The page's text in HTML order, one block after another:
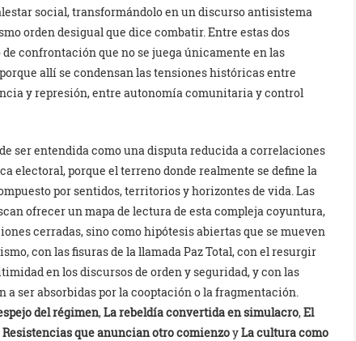
social, transformándolo en un discurso antisistema
orden desigual que dice combatir. Entre estas dos
confrontación que no se juega únicamente en las
allí se condensan las tensiones históricas entre
y represión, entre autonomía comunitaria y control
ser entendida como una disputa reducida a correlaciones
electoral, porque el terreno donde realmente se define la
por sentidos, territorios y horizontes de vida. Las
ofrecer un mapa de lectura de esta compleja coyuntura,
cerradas, sino como hipótesis abiertas que se mueven
con las fisuras de la llamada Paz Total, con el resurgir
en los discursos de orden y seguridad, y con las
a ser absorbidas por la cooptación o la fragmentación.
del régimen,La rebeldía convertida en simulacro,El
Resistencias que anuncian otro comienzoyLa cultura como